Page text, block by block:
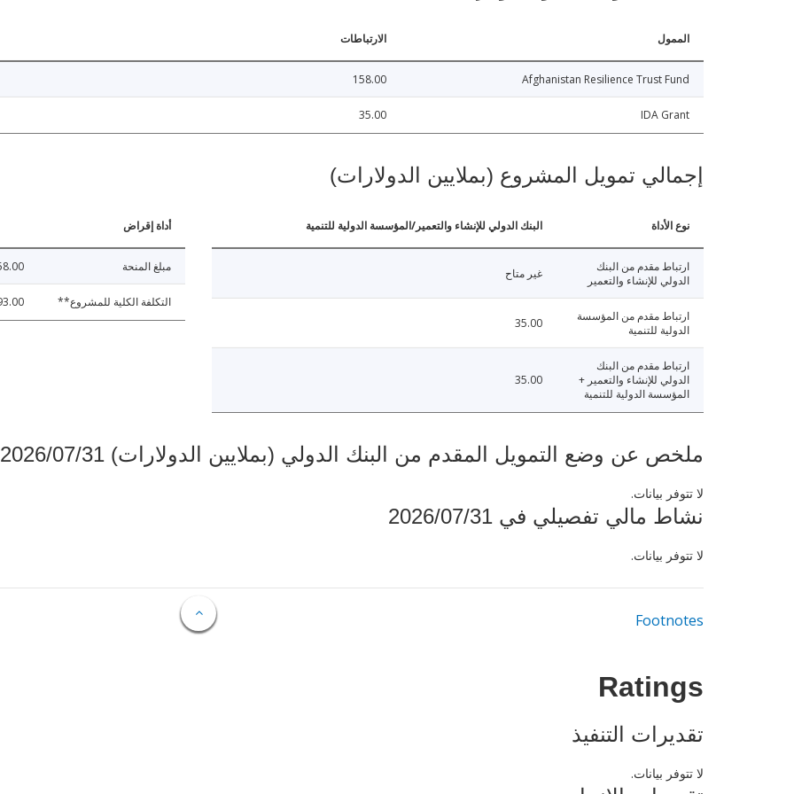
الممول الارتباطات
Afghanistan Resilience Trust Fund
158.00
IDA Grant
35.00
إجمالي تمويل المشروع (بملايين الدولارات)
نوع الأداة البنك الدولي للإنشاء والتعمير/المؤسسة الدولية للتنمية
ارتباط مقدم من البنك
الدولي للإنشاء والتعمير
غير متاح
ارتباط مقدم من المؤسسة
الدولية للتنمية
35.00
ارتباط مقدم من البنك
الدولي للإنشاء والتعمير +
المؤسسة الدولية للتنمية
35.00
أداة إقراض
مبلغ المنحة
التكلفة الكلية للمشروع**
ملخص عن وضع التمويل المقدم من البنك الدولي (بملايين الدولارات) 2026/07/31
لا تتوفر بيانات.
نشاط مالي تفصيلي في 2026/07/31
لا تتوفر بيانات.
Footnotes
Ratings
تقديرات التنفيذ
لا تتوفر بيانات.